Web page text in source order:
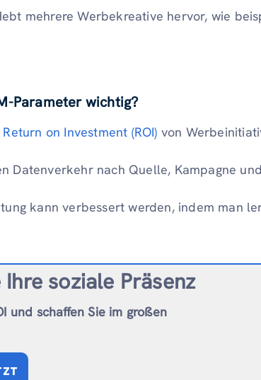
mehrere Werbekreative hervor, wie
Parameter wichtig?
Return on Investment (ROI) von
Datenverkehr nach Quelle, Kampagne
kann verbessert werden, indem man
Ihre soziale Präsenz
und schaffen Sie im großen